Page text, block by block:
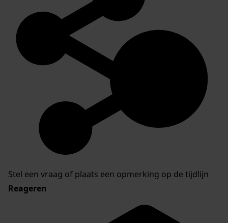
Stel een vraag of plaats een opmerking op de tijdlijn
Reageren